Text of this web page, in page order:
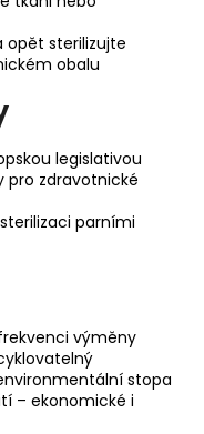
opět sterilizujte
obalu
legislativou
pro zdravotnické
sterilizaci parními
výměny
stopa
– ekonomické i